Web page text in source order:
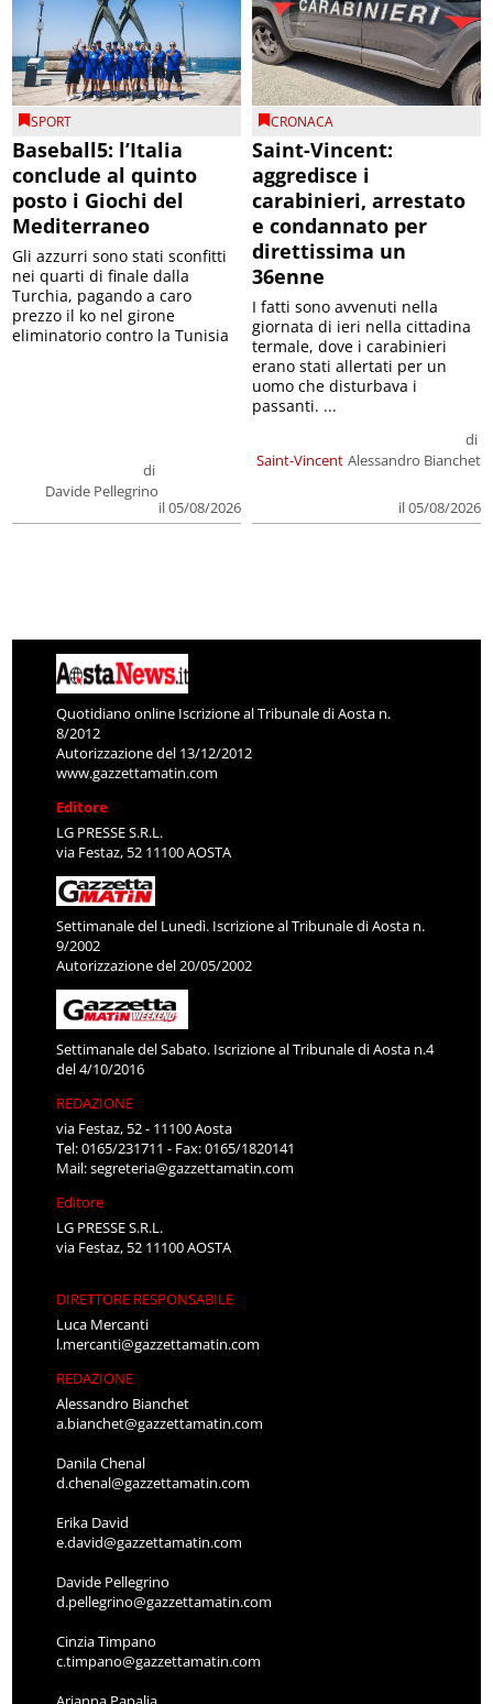
SPORT
Baseball5: l’Italia
conclude al quinto
posto i Giochi del
Mediterraneo
di
Davide Pellegrino
il 05/08/2026
Gli azzurri sono stati sconfitti
nei quarti di finale dalla
Turchia, pagando a caro
prezzo il ko nel girone
eliminatorio contro la Tunisia
CRONACA
Saint-Vincent:
aggredisce i
carabinieri, arrestato
e condannato per
direttissima un
36enne
Saint-Vincent
di
Alessandro Bianchet
il 05/08/2026
I fatti sono avvenuti nella
giornata di ieri nella cittadina
termale, dove i carabinieri
erano stati allertati per un
uomo che disturbava i
passanti. ...
Quotidiano online Iscrizione al Tribunale di Aosta n.
8/2012
Autorizzazione del 13/12/2012
www.gazzettamatin.com
Editore
LG PRESSE S.R.L.
via Festaz, 52 11100 AOSTA
Settimanale del Lunedì. Iscrizione al Tribunale di Aosta n.
9/2002
Autorizzazione del 20/05/2002
Settimanale del Sabato. Iscrizione al Tribunale di Aosta n.4
del 4/10/2016
REDAZIONE
via Festaz, 52 - 11100 Aosta
Tel: 0165/231711 - Fax: 0165/1820141
Mail:segreteria@gazzettamatin.com
Editore
LG PRESSE S.R.L.
via Festaz, 52 11100 AOSTA
DIRETTORE RESPONSABILE
Luca Mercanti
l.mercanti@gazzettamatin.com
REDAZIONE
Alessandro Bianchet
a.bianchet@gazzettamatin.com
Danila Chenal
d.chenal@gazzettamatin.com
Erika David
e.david@gazzettamatin.com
Davide Pellegrino
d.pellegrino@gazzettamatin.com
Cinzia Timpano
c.timpano@gazzettamatin.com